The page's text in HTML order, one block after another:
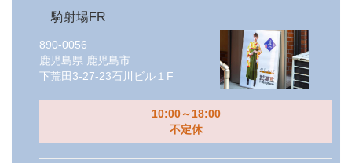
騎射場FR
890-0056
鹿児島県 鹿児島市
下荒田3-27-23石川ビル１F
10:00～18:00
不定休